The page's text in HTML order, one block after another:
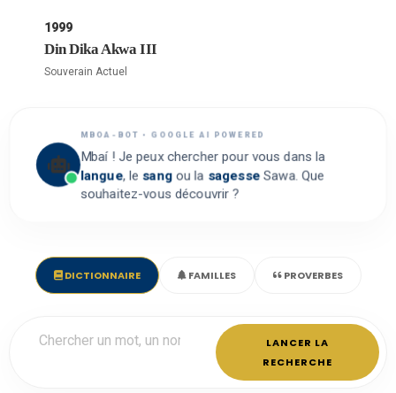
1999
Din Dika Akwa III
Souverain Actuel
MBOA-BOT • GOOGLE AI POWERED
Mbaí ! Je peux chercher pour vous dans la
langue, le sangou la sagesse Sawa. Que
souhaitez-vous découvrir ?
DICTIONNAIRE FAMILLES PROVERBES
LANCER LA
RECHERCHE